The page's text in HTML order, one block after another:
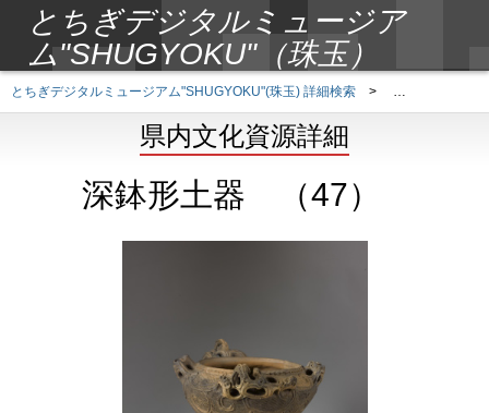
とちぎデジタルミュージア
ム"SHUGYOKU"（珠玉）
とちぎデジタルミュージアム"SHUGYOKU"(珠玉) 詳細検索 > 県内文化資源詳
県内文化資源詳細
深鉢形土器 （47）